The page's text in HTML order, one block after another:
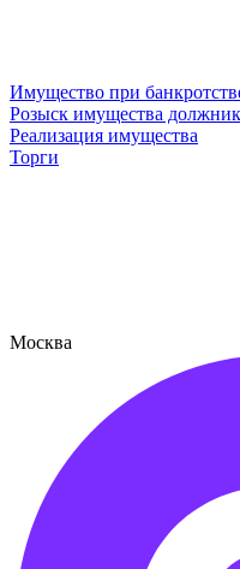
Имущество при
Розыск имущества
Реализация имущества
Торги
Москва